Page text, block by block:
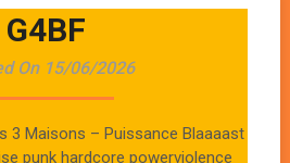
G4BF
On 15/06/2026
3 Maisons – Puissance Blaaaast
punk hardcore powerviolence